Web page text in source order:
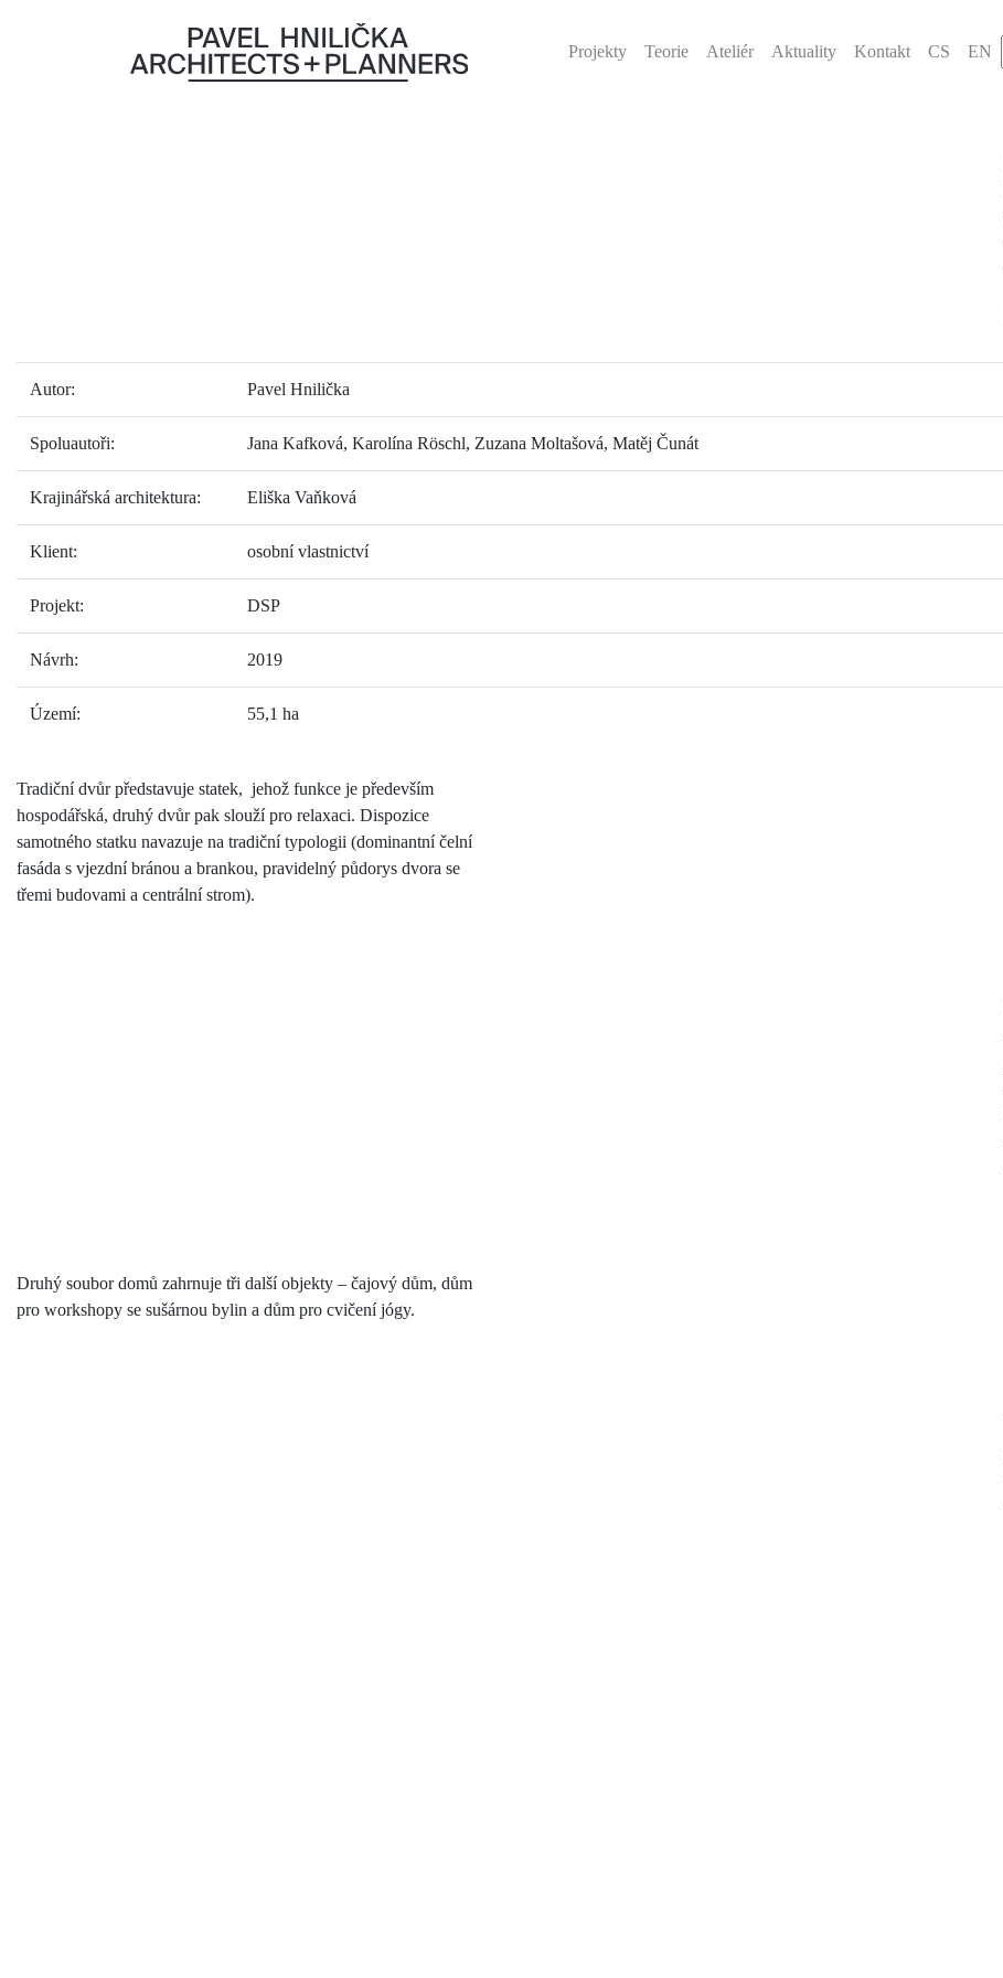
Projekty Teorie Ateliér Aktuality Kontakt CS EN
Autor: Pavel Hnilička
Spoluautoři: Jana Kafková, Karolína Röschl, Zuzana Moltašová, Matěj Čunát
Krajinářská architektura: Eliška Vaňková
Klient: osobní vlastnictví
Projekt: DSP
Návrh: 2019
Území: 55,1 ha
Tradiční dvůr představuje statek, jehož funkce je především
hospodářská, druhý dvůr pak slouží pro relaxaci. Dispozice
samotného statku navazuje na tradiční typologii (dominantní čelní
fasáda s vjezdní bránou a brankou, pravidelný půdorys dvora se
třemi budovami a centrální strom).
Druhý soubor domů zahrnuje tři další objekty – čajový dům, dům
pro workshopy se sušárnou bylin a dům pro cvičení jógy.